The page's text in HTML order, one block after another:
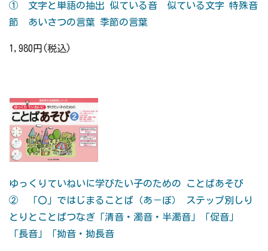
① 文字と単語の抽出 似ている音 似ている文字 特殊音
節 あいさつの言葉 季節の言葉
1,980円(税込)
ゆっくりていねいに学びたい子のための ことばあそび
② 「〇」ではじまることば（あ－ぼ） ステップ別しり
とりとことばつなぎ「清音・濁音・半濁音」「促音」
「長音」「拗音・拗長音